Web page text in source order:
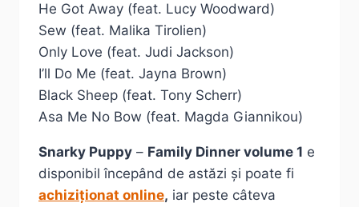
He Got Away (feat. Lucy Woodward)
Sew (feat. Malika Tirolien)
Only Love (feat. Judi Jackson)
I’ll Do Me (feat. Jayna Brown)
Black Sheep (feat. Tony Scherr)
Asa Me No Bow (feat. Magda Giannikou)
Snarky Puppy – Family Dinner volume 1 e
disponibil începând de astăzi și poate fi
achiziționat online, iar peste câteva